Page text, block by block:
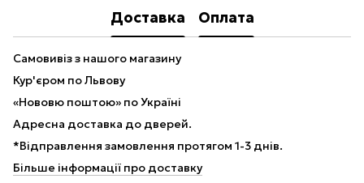
Доставка Оплата
Самовивіз з нашого магазину
Кур'єром по Львову
«Нововю поштою» по Україні
Адресна доставка до дверей.
*Відправлення замовлення протягом 1-3 днів.
Більше інформації про доставку